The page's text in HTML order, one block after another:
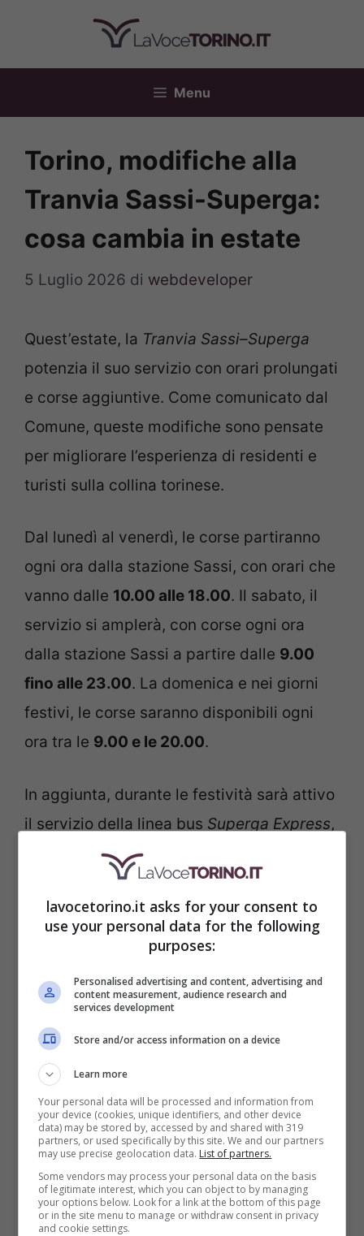
contenuto
Menu
Torino, modifiche alla
Tranvia Sassi-Superga:
cosa cambia in estate
5 Luglio 2026 di webdeveloper
Quest’estate, la Tranvia Sassi–Superga
potenzia il suo servizio con orari prolungati
e corse aggiuntive. Come comunicato dal
Comune, queste modifiche sono pensate
per migliorare l’esperienza di residenti e
turisti sulla collina torinese.
Dal lunedì al venerdì, le corse partiranno
ogni ora dalla stazione Sassi, con orari che
vanno dalle 10.00 alle 18.00. Il sabato, il
servizio si amplerà, con corse ogni ora
dalla stazione Sassi a partire dalle 9.00
fino alle 23.00. La domenica e nei giorni
festivi, le corse saranno disponibili ogni
ora tra le 9.00 e le 20.00.
In aggiunta, durante le festività sarà attivo
il servizio della linea bus Superga Express,
che collega direttamente piazza Vittorio
Veneto con il piazzale della Basilica di
Superga.
consigliabile visitare il sito ufficiale del
Categorie
Torino Città
Settimo Torinese, modifiche alla
viabilità in corso Agnelli: cosa cambia da
lunedì
Rivoli, modifiche al servizio Night
Buster: potenziamento estivo
lavocetorino.it asks for your consent to
use your personal data for the following
purposes:
Personalised advertising and content, advertising and
content measurement, audience research and
services development
Store and/or access information on a device
Learn more
Your personal data will be processed and information from
your device (cookies, unique identifiers, and other device
data) may be stored by, accessed by and shared with 319
partners, or used specifically by this site. We and our partners
may use precise geolocation data. List of partners.
Some vendors may process your personal data on the basis
of legitimate interest, which you can object to by managing
your options below. Look for a link at the bottom of this page
or in the site menu to manage or withdraw consent in privacy
and cookie settings.